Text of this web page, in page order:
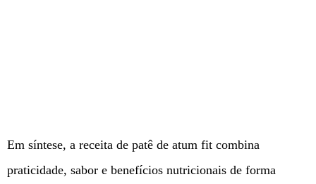
Em síntese, a receita de patê de atum fit combina
praticidade, sabor e benefícios nutricionais de forma